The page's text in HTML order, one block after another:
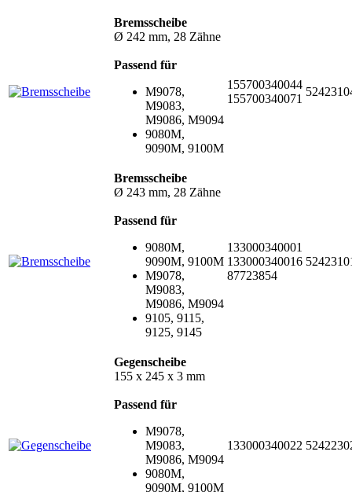
Bremsscheibe
Ø 242 mm, 28 Zähne
Passend für
M9078,
M9083,
M9086, M9094
9080M,
9090M, 9100M
155700340044
155700340071
Bremsscheibe
Ø 243 mm, 28 Zähne
Passend für
9080M,
9090M, 9100M
M9078,
M9083,
M9086, M9094
9105, 9115,
9125, 9145
133000340001
133000340016
87723854
Gegenscheibe
155 x 245 x 3 mm
Passend für
M9078,
M9083,
M9086, M9094
9080M,
9090M, 9100M
133000340022